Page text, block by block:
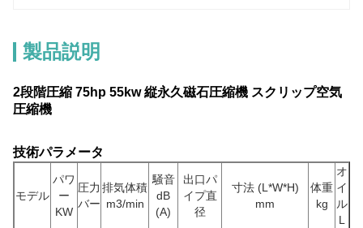
製品説明
2段階圧縮 75hp 55kw 縦永久磁石圧縮機 スクリップ空気
圧縮機
技術パラメータ
モデル
パワ
ー
KW
圧力
バー
排気体積
m3/min
騒音
dB
(A)
出口パ
イプ直
径
寸法 (L*W*H)
mm
体重
kg
オ
イ
ル
L